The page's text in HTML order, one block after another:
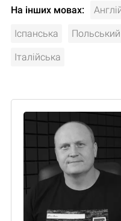
На інших мовах:
Іспанська Польський
Італійська